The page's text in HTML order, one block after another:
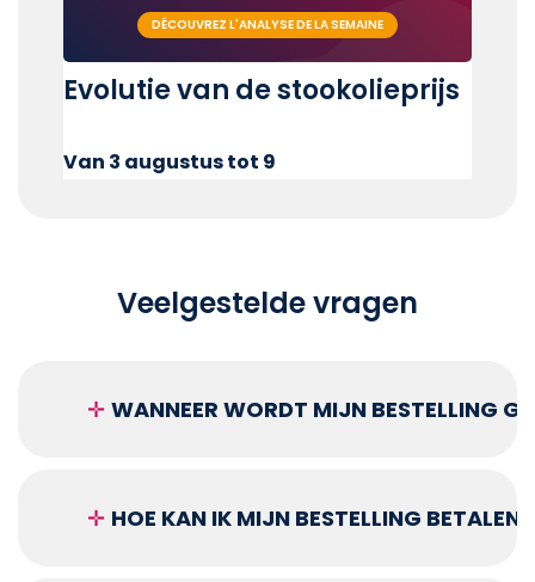
DÉCOUVREZ L'ANALYSE DE LA SEMAINE
Evolutie van de stookolieprijs
Van 3 augustus tot 9
Veelgestelde vragen
✛ WANNEER WORDT MIJN BESTELLING
✛ HOE KAN IK MIJN BESTELLING BETALEN?